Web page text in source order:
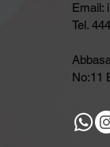
Email:
Tel.
No:11